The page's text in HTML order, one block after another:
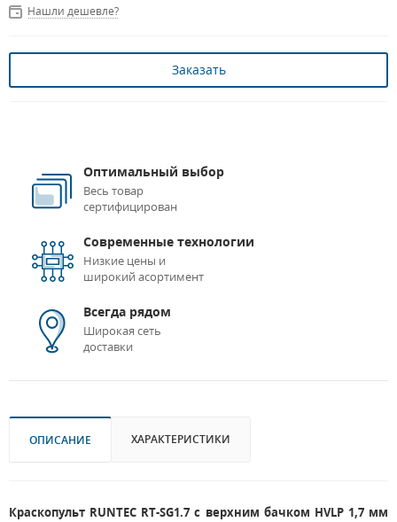
Нашли дешевле?
Заказать
Оптимальный выбор
Весь товар
сертифицирован
Современные технологии
Низкие цены и
широкий асортимент
Всегда рядом
Широкая сеть
доставки
ОПИСАНИЕ ХАРАКТЕРИСТИКИ
Краскопульт RUNTEC RT-SG1.7 с верхним бачком HVLP 1,7 мм